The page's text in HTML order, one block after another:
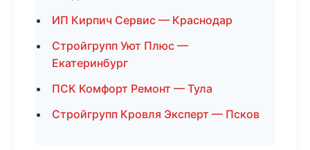
ИП Кирпич Сервис — Краснодар
Стройгрупп Уют Плюс —
Екатеринбург
ПСК Комфорт Ремонт — Тула
Стройгрупп Кровля Эксперт — Псков